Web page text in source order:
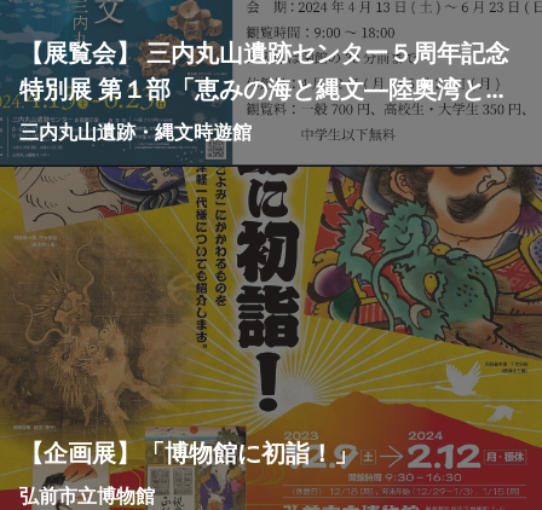
【展覧会】 三内丸山遺跡センター５周年記念
特別展 第１部「恵みの海と縄文―陸奥湾と三
内丸山―」
三内丸山遺跡・縄文時遊館
【企画展】「博物館に初詣！」
弘前市立博物館